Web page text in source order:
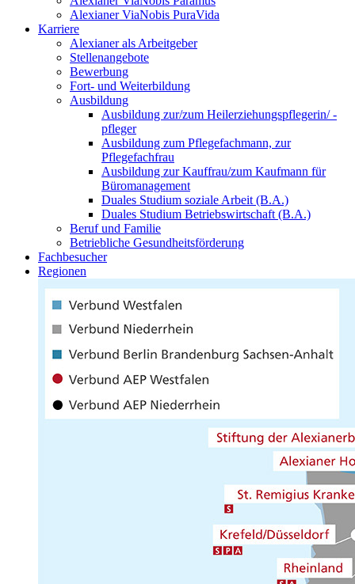
Alexianer ViaNobis PuraVida
Karriere
Alexianer als Arbeitgeber
Stellenangebote
Bewerbung
Fort- und Weiterbildung
Ausbildung
Ausbildung zur/zum Heilerziehungspflegerin/ -
pfleger
Ausbildung zum Pflegefachmann, zur
Pflegefachfrau
Ausbildung zur Kauffrau/zum Kaufmann für
Büromanagement
Duales Studium soziale Arbeit (B.A.)
Duales Studium Betriebswirtschaft (B.A.)
Beruf und Familie
Betriebliche Gesundheitsförderung
Fachbesucher
Regionen